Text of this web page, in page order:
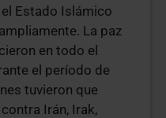
Estado Islámico
La paz
en todo el
el período de
tuvieron que
Irán, Irak,